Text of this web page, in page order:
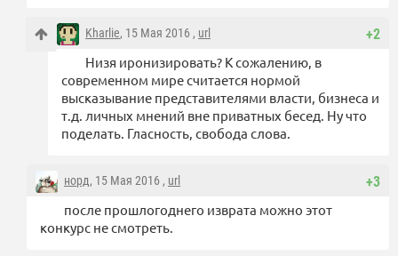
+2
Kharlie, 15 Мая 2016 , url
Низя иронизировать? К сожалению, в
современном мире считается нормой
высказывание представителями власти, бизнеса и
т.д. личных мнений вне приватных бесед. Ну что
поделать. Гласность, свобода слова.
+3
норд, 15 Мая 2016 , url
после прошлогоднего изврата можно этот
конкурс не смотреть.